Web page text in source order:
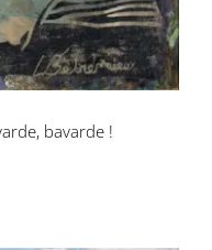
bavarde !